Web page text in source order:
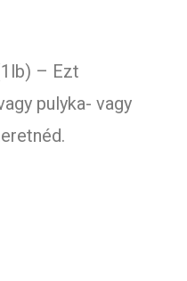
– Ezt
pulyka- vagy